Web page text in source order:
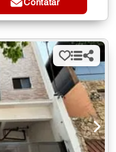
Contatar